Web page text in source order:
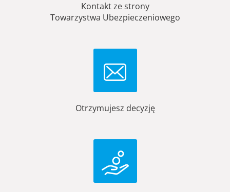
Kontakt ze strony
Towarzystwa Ubezpieczeniowego
Otrzymujesz decyzję